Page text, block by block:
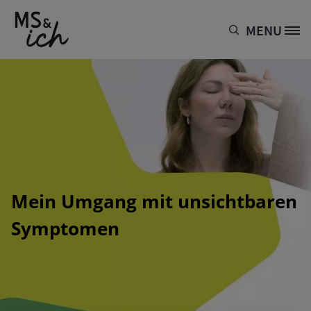
Site Logo MENU
Mein Umgang mit unsichtbaren
Symptomen